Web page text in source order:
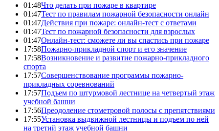
01:48Что делать при пожаре в квартире
01:47Тест по правилам пожарной безопасности онлайн
01:47Действия при пожаре: онлайн-тест с ответами
01:47Тест по пожарной безопасности для взрослых
01:47Онлайн-тест: сможете ли вы спастись при пожаре
17:58Пожарно-прикладной спорт и его значение
17:58Возникновение и развитие пожарно-прикладного
спорта
17:57Совершенствование программы пожарно-
прикладных соревнований
17:57Подъем по штурмовой лестнице на четвертый этаж
учебной башни
17:56Преодоление стометровой полосы с препятствиями
17:55Установка выдвижной лестницы и подъем по ней
на третий этаж учебной башни